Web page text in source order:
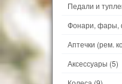
Педали и
Фонари, фары,
Аптечки (рем.
Аксессуары (5)